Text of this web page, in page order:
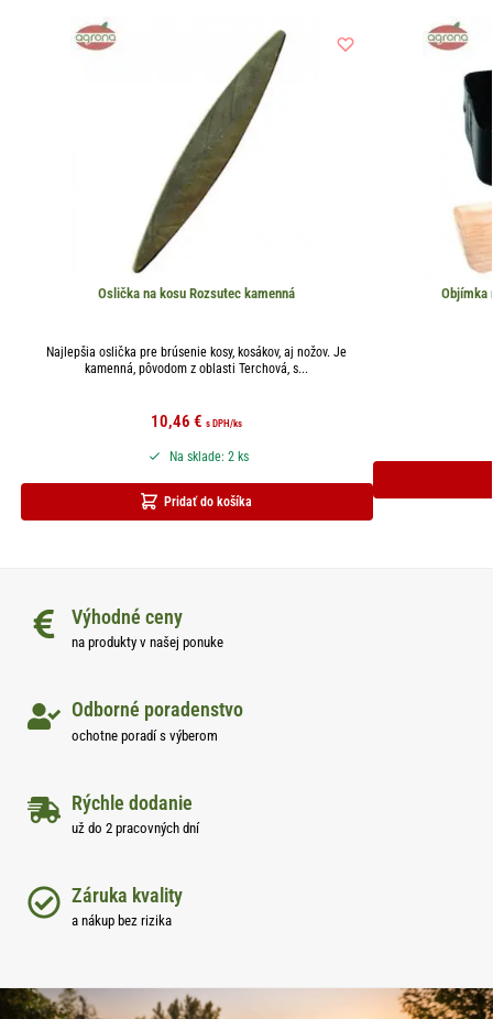
Oslička na kosu Rozsutec kamenná
Najlepšia oslička pre brúsenie kosy, kosákov, aj nožov. Je
kamenná, pôvodom z oblasti Terchová, s...
10,46€ s DPH/ks
Pridať do košíka
Na sklade: 2 ks
Objímka
Výhodné ceny
na produkty v našej ponuke
Odborné poradenstvo
ochotne poradí s výberom
Rýchle dodanie
už do 2 pracovných dní
Záruka kvality
a nákup bez rizika